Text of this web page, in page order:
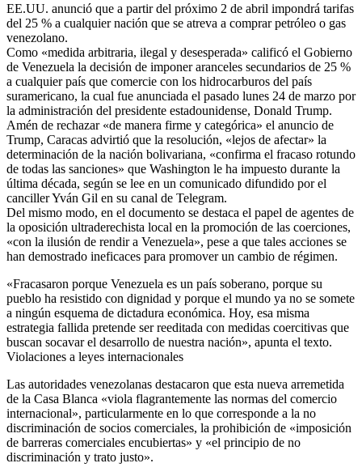
EE.UU. anunció que a partir del próximo 2 de abril impondrá tarifas
del 25 % a cualquier nación que se atreva a comprar petróleo o gas
venezolano.
Como «medida arbitraria, ilegal y desesperada» calificó el Gobierno
de Venezuela la decisión de imponer aranceles secundarios de 25 %
a cualquier país que comercie con los hidrocarburos del país
suramericano, la cual fue anunciada el pasado lunes 24 de marzo por
la administración del presidente estadounidense, Donald Trump.
Amén de rechazar «de manera firme y categórica» el anuncio de
Trump, Caracas advirtió que la resolución, «lejos de afectar» la
determinación de la nación bolivariana, «confirma el fracaso rotundo
de todas las sanciones» que Washington le ha impuesto durante la
última década, según se lee en un comunicado difundido por el
canciller Yván Gil en su canal de Telegram.
Del mismo modo, en el documento se destaca el papel de agentes de
la oposición ultraderechista local en la promoción de las coerciones,
«con la ilusión de rendir a Venezuela», pese a que tales acciones se
han demostrado ineficaces para promover un cambio de régimen.
«Fracasaron porque Venezuela es un país soberano, porque su
pueblo ha resistido con dignidad y porque el mundo ya no se somete
a ningún esquema de dictadura económica. Hoy, esa misma
estrategia fallida pretende ser reeditada con medidas coercitivas que
buscan socavar el desarrollo de nuestra nación», apunta el texto.
Violaciones a leyes internacionales
Las autoridades venezolanas destacaron que esta nueva arremetida
de la Casa Blanca «viola flagrantemente las normas del comercio
internacional», particularmente en lo que corresponde a la no
discriminación de socios comerciales, la prohibición de «imposición
de barreras comerciales encubiertas» y «el principio de no
discriminación y trato justo».